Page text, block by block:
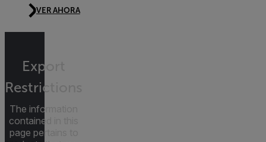
VER AHORA
Export
Restrictions
The information
contained in this
page pertains to